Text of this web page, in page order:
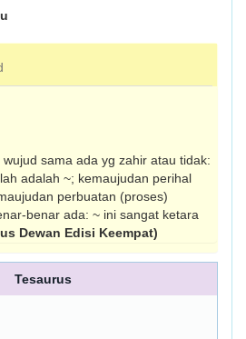
sama ada yg zahir atau tidak:
adalah ~; kemaujudan perihal
perbuatan (proses)
benar ada: ~ ini sangat ketara
Dewan Edisi Keempat)
Tesaurus